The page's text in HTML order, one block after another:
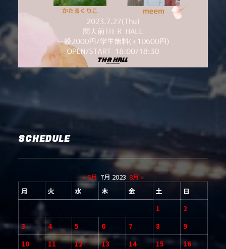
SCHEDULE
« 6月 7月 2023 8月 »
月
火 水 木 金 土
日
1
2
3
4 5 6 7 8
9
10
11 12 13 14 15
16